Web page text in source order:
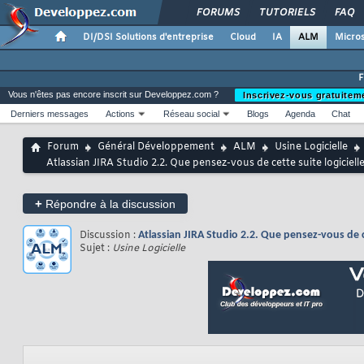
FORUMS TUTORIELS FAQ
DI/DSI Solutions d'entreprise Cloud IA ALM
Vous n'êtes pas encore inscrit sur Developpez.com ?
Inscrivez-vous
Derniers messages
Actions Réseau social Blogs Agenda Chat
Forum Général Développement ALM
Usine Logicielle
Atlassian JIRA Studio 2.2. Que pensez-vous de cette suite
+ Répondre à la discussion
Discussion : Atlassian JIRA Studio 2.2. Que pensez-vous
Sujet : Usine Logicielle